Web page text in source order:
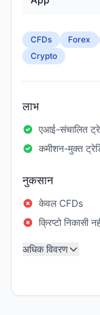
CFDs Forex
Crypto
लाभ
एआई-संचालित
कमीशन-मुक्त
नुकसान
केवल CFDs
क्रिप्टो निकासी
अधिक विवरण